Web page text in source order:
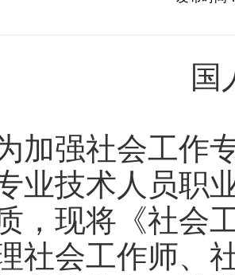
国人
强社会工作专
业技术人员职
，现将《社会
理社会工作师、